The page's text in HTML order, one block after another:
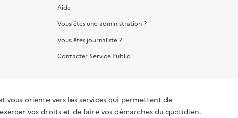
Aide
Vous êtes une administration ?
Vous êtes journaliste ?
Contacter Service Public
vous oriente vers les services qui permettent de
vos droits et de faire vos démarches du quotidien.